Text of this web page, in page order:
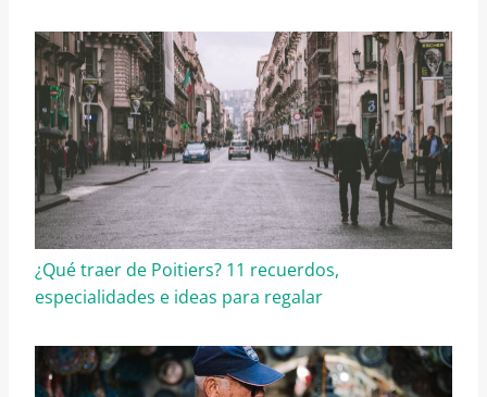
¿Qué traer de Poitiers? 11 recuerdos,
especialidades e ideas para regalar